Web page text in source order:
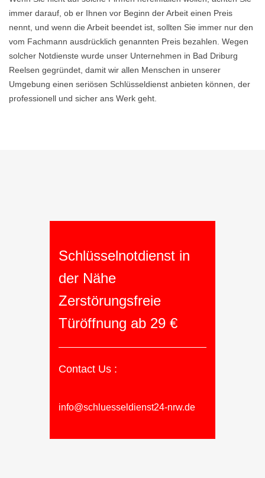
immer darauf, ob er Ihnen vor Beginn der Arbeit einen Preis
nennt, und wenn die Arbeit beendet ist, sollten Sie immer nur den
vom Fachmann ausdrücklich genannten Preis bezahlen. Wegen
solcher Notdienste wurde unser Unternehmen in Bad Driburg
Reelsen gegründet, damit wir allen Menschen in unserer
Umgebung einen seriösen Schlüsseldienst anbieten können, der
professionell und sicher ans Werk geht.
Schlüsselnotdienst in
der Nähe
Zerstörungsfreie
Türöffnung ab 29 €
Contact Us :
info@schluesseldienst24-nrw.de